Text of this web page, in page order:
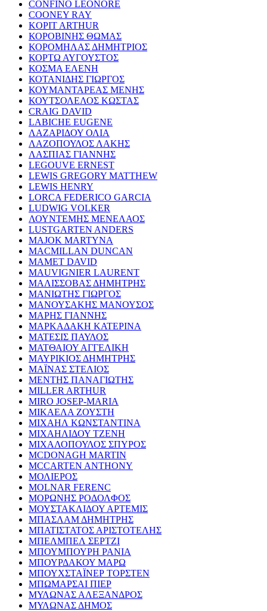
CONFINO LEONORE
COONEY RAY
KOPIT ARTHUR
ΚΟΡΟΒΙΝΗΣ ΘΩΜΑΣ
ΚΟΡΟΜΗΛΑΣ ΔΗΜΗΤΡΙΟΣ
ΚΟΡΤΩ ΑΥΓΟΥΣΤΟΣ
ΚΟΣΜΑ ΕΛΕΝΗ
ΚΟΤΑΝΙΔΗΣ ΓΙΩΡΓΟΣ
ΚΟΥΜΑΝΤΑΡΕΑΣ ΜΕΝΗΣ
ΚΟΥΤΣΟΛΕΛΟΣ ΚΩΣΤΑΣ
CRAIG DAVID
LABICHE EUGENE
ΛΑΖΑΡΙΔΟΥ ΟΛΙΑ
ΛΑΖΟΠΟΥΛΟΣ ΛΑΚΗΣ
ΛΑΣΠΙΑΣ ΓΙΑΝΝΗΣ
LEGOUVE ERNEST
LEWIS GREGORY MATTHEW
LEWIS HENRY
LORCA FEDERICO GARCIA
LUDWIG VOLKER
ΛΟΥΝΤΕΜΗΣ ΜΕΝΕΛΑΟΣ
LUSTGARTEN ANDERS
MAJOK MARTYNA
MACMILLAN DUNCAN
MAMET DAVID
MAUVIGNIER LAURENT
ΜΑΛΙΣΣΟΒΑΣ ΔΗΜΗΤΡΗΣ
ΜΑΝΙΩΤΗΣ ΓΙΩΡΓΟΣ
ΜΑΝΟΥΣΑΚΗΣ ΜΑΝΟΥΣΟΣ
ΜΑΡΗΣ ΓΙΑΝΝΗΣ
ΜΑΡΚΑΔΑΚΗ ΚΑΤΕΡΙΝΑ
ΜΑΤΕΣΙΣ ΠΑΥΛΟΣ
ΜΑΤΘΑΙΟΥ ΑΓΓΕΛΙΚΗ
ΜΑΥΡΙΚΙΟΣ ΔΗΜΗΤΡΗΣ
ΜΑΪΝΑΣ ΣΤΕΛΙΟΣ
ΜΕΝΤΗΣ ΠΑΝΑΓΙΩΤΗΣ
MILLER ARTHUR
MIRO JOSEP-MARIA
ΜΙΚΑΕΛΑ ΖΟΥΣΤΗ
ΜΙΧΑΗΛ ΚΩΝΣΤΑΝΤΙΝΑ
ΜΙΧΑΗΛΙΔΟΥ ΤΖΕΝΗ
ΜΙΧΑΛΟΠΟΥΛΟΣ ΣΠΥΡΟΣ
MCDONAGH MARTIN
MCCARTEN ANTHONY
ΜΟΛΙΕΡΟΣ
MOLNAR FERENC
ΜΟΡΩΝΗΣ ΡΟΔΟΛΦΟΣ
ΜΟΥΣΤΑΚΛΙΔΟΥ ΑΡΤΕΜΙΣ
ΜΠΑΣΛΑΜ ΔΗΜΗΤΡΗΣ
ΜΠΑΤΙΣΤΑΤΟΣ ΑΡΙΣΤΟΤΕΛΗΣ
ΜΠΕΛΜΠΕΛ ΣΕΡΤΖΙ
ΜΠΟΥΜΠΟΥΡΗ ΡΑΝΙΑ
ΜΠΟΥΡΔΑΚΟΥ ΜΑΡΩ
ΜΠΟΥΧΣΤΑΪΝΕΡ ΤΟΡΣΤΕΝ
ΜΠΩΜΑΡΣΑΙ ΠΙΕΡ
ΜΥΛΩΝΑΣ ΑΛΕΞΑΝΔΡΟΣ
ΜΥΛΩΝΑΣ ΔΗΜΟΣ